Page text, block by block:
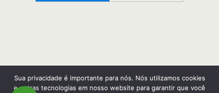
Sua privacidade é importante para nós. Nós utilizamos cookies
e outras tecnologias em nosso website para garantir que você